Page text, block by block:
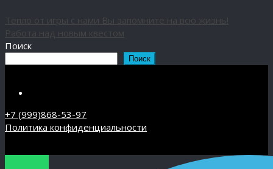
Тепло от игры с нами Вы запомните на всю жизнь!
Работа над новым квестом
Поиск
Поиск
+7 (999)868-53-97
Политика конфиденциальности